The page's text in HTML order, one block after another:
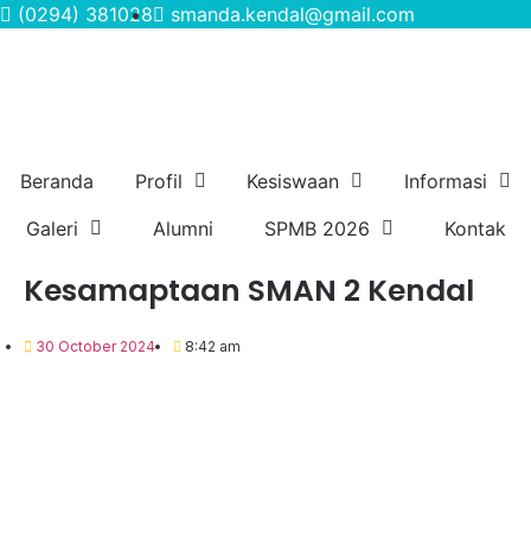
(0294) 381028 smanda.kendal@gmail.com
Beranda Profil Kesiswaan
Informasi
Galeri
Alumni SPMB 2026 Kontak
Kesamaptaan SMAN 2 Kendal
30 October 2024 8:42 am